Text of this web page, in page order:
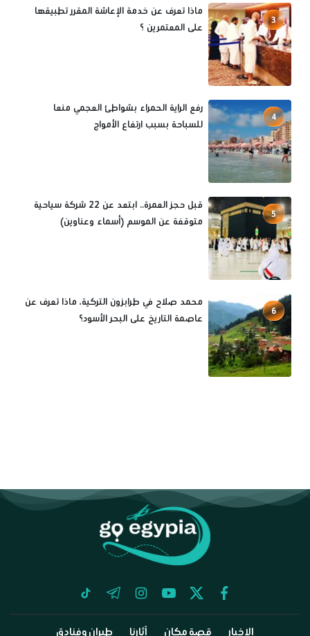
3
ماذا تعرف عن خدمة الإعاشة المقرر تطبيقها
على المعتمرين ؟
4
رفع الراية الحمراء بشواطئ العجمي منعا
للسباحة بسبب ارتفاع الأمواج
5
قبل حجز العمرة.. ابتعد عن 22 شركة سياحية
متوقفة عن الموسم (أسماء وعناوين)
6
محمد صلاح في طرابزون التركية، ماذا تعرف عن
عاصمة التاريخ على البحر الأسود؟
facebook
twitter
youtube
instagram
telegram
tiktok
الاخبار قصة مكان آثارنا طيران وفنادق